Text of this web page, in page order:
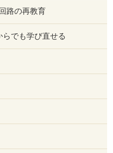
路の再教育
でも学び直せる